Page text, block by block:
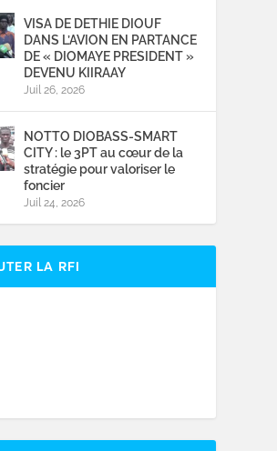
VISA DE DETHIE DIOUF
DANS L’AVION EN PARTANCE
DE « DIOMAYE PRESIDENT »
DEVENU KIIRAAY
Juil 26, 2026
NOTTO DIOBASS-SMART
CITY : le 3PT au cœur de la
stratégie pour valoriser le
foncier
Juil 24, 2026
LA RFI